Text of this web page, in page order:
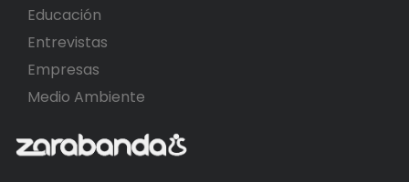
Educación
Entrevistas
Empresas
Medio Ambiente